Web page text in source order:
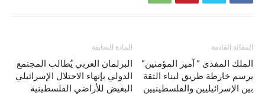
المادة السابقة
البرلمان العربي يُطالب المجتمع
الدولي بإنهاء الاحتلال الإسرائيلي
البغيض للأراضي الفلسطينية
المقالة القادمة
الملك المفدى ” آمير المؤمنين”
يرسم خارطة طريق لبناء الثقة
بين الإسرائيليين والفلسطينيين